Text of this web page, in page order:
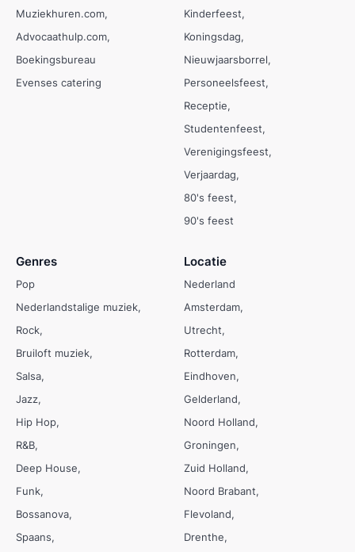
Muziekhuren.com
Advocaathulp.com
Boekingsbureau
Evenses catering
Kinderfeest
Koningsdag
Nieuwjaarsborrel
Personeelsfeest
Receptie
Studentenfeest
Verenigingsfeest
Verjaardag
80's feest
90's feest
Genres
Pop
Nederlandstalige muziek
Rock
Bruiloft muziek
Salsa
Jazz
Hip Hop
R&B
Deep House
Funk
Bossanova
Spaans
Locatie
Nederland
Amsterdam
Utrecht
Rotterdam
Eindhoven
Gelderland
Noord Holland
Groningen
Zuid Holland
Noord Brabant
Flevoland
Drenthe